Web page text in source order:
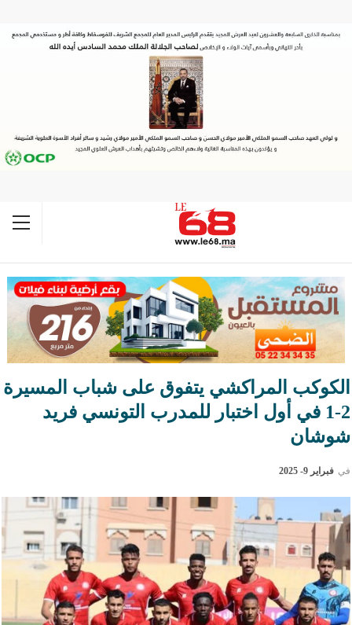
الكوكب المراكشي يتفوق على شباب المسيرة
2-1 في أول اختبار للمدرب التونسي فريد
شوشان
في فبراير 9- 2025